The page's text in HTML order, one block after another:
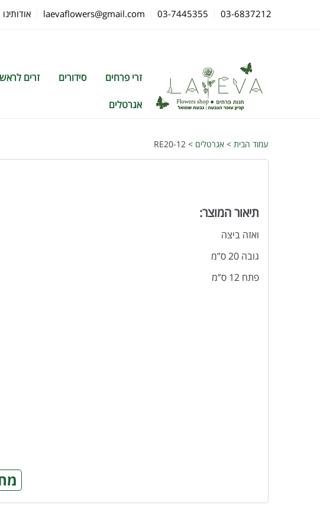
03-6837212
03-7445355
laevaflowers@gmail.com אודותינו
זרי פרחים סידורים זרים לראש
אגרטלים
עמוד הבית > אגרטלים > RE20-12
תיאור המוצר:
ואזה ביצה
גובה 20 ס”מ
פתח 12 ס”מ